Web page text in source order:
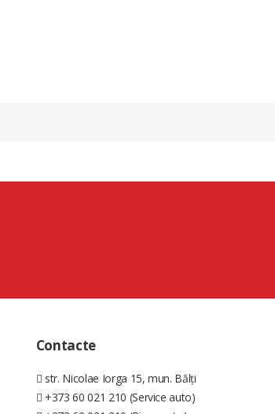
Contacte
str. Nicolae Iorga 15, mun. Bălți
+373 60 021 210 (Service auto)